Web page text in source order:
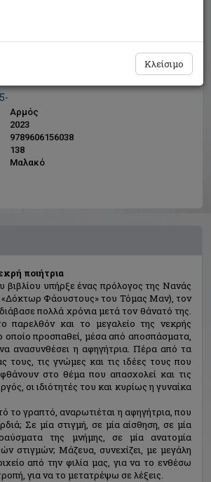
Αρμός
2023
9789606156038
138
Μαλακό
ποιήτρια
υπήρξε ένας πρόλογος της Νανάς
«Δόκτωρ Φάουστους» του Τόμας Μαν), τον
πολλά χρόνια μετά τον θάνατό της.
παρελθόν και το μεγαλείο της νεκρής
οποίο προσπαθεί, μέσα από αποσπάσματα,
ανασυνθέσει η αφηγήτρια. Πέρα από τα
τους, τις γνώμες και τις ιδέες τους που
φθάνουν στο θέμα που απασχολεί και τις
οι ιδιότητές του και κυρίως η γυναίκα
το γραπτό, αναρωτιέται η αφηγήτρια, που
Σε μία στιγμή, σε μία αίσθηση, σε μία
της μνήμης, σε μία ανατομία
στιγμών; Μάζευα, συνεχίζει, με μεγάλη
από την φιλία μας, για να το ενθέσω
για να το μετατρέψω σε λέξεις.
Κλείσιμο